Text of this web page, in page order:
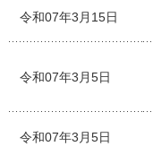
令和07年3月15日
令和07年3月5日
令和07年3月5日